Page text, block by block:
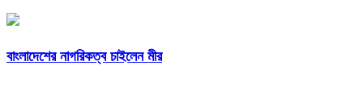
বাংলাদেশের নাগরিকত্ব চাইলেন মীর